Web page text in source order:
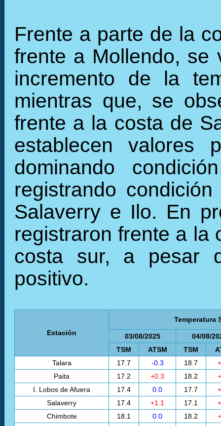
Frente a parte de la
frente a Mollendo, se
incremento de la
mientras que, se
frente a la costa de
establecen valores
dominando
registrando
Salaverry e Ilo. En
registraron frente a la
costa sur, a pesar
positivo.
Estación
Temperatura
03/08/2025
04/08/
TSM
ATSM TSM
Talara
17.7 -0.3 18.7
Paita
17.2 +0.3 18.2
I. Lobos de Afuera
17.4 0.0 17.7
Salaverry
17.4 +1.1 17.1
Chimbote
18.1 0.0 18.2